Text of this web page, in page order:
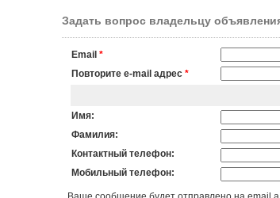
Задать вопрос владельцу
Email *
Повторите e-mail адрес *
Имя:
Фамилия:
Контактный телефон:
Мобильный телефон: